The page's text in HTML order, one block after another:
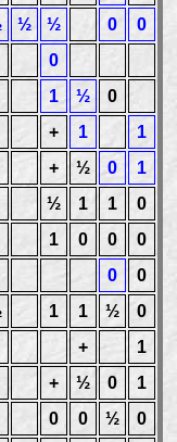
½ ½ 0
0
0
1 ½
0
+ 1
1
+ ½ 0
1
½ 1 1
0
1 0 0
0
0
0
1 1 ½
0
+
1
+ ½ 0
1
0 0 ½
0